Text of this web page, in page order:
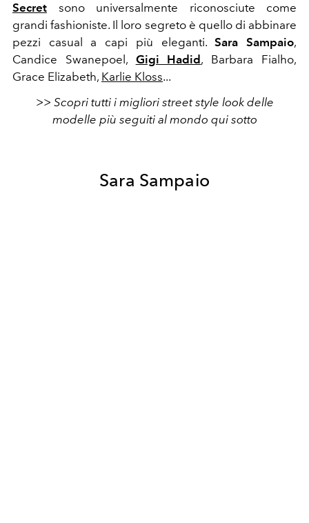
Secret
sono universalmente riconosciute come
grandi fashioniste. Il loro segreto è quello di abbinare
pezzi casual a capi più eleganti.Sara Sampaio,
Candice Swanepoel, Gigi Hadid , Barbara Fialho,
Grace Elizabeth, Karlie Kloss...
>> Scopri tutti i migliori street style look delle
modelle più seguiti al mondo qui sotto
Sara Sampaio